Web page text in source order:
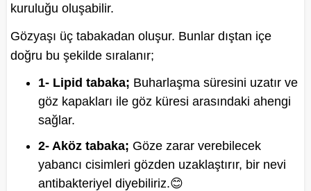
kuruluğu oluşabilir.
Gözyaşı üç tabakadan oluşur. Bunlar dıştan içe
doğru bu şekilde sıralanır;
1- Lipid tabaka; Buharlaşma süresini uzatır ve
göz kapakları ile göz küresi arasındaki ahengi
sağlar.
2- Aköz tabaka; Göze zarar verebilecek
yabancı cisimleri gözden uzaklaştırır, bir nevi
antibakteriyel diyebiliriz.😊